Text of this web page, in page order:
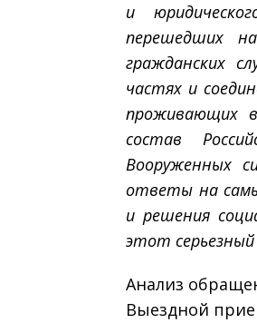
и
перешедших
гражданских
частях и
проживающих
состав
Вооруженных
ответы на
и решения
этот серьезный
Анализ
Выездной